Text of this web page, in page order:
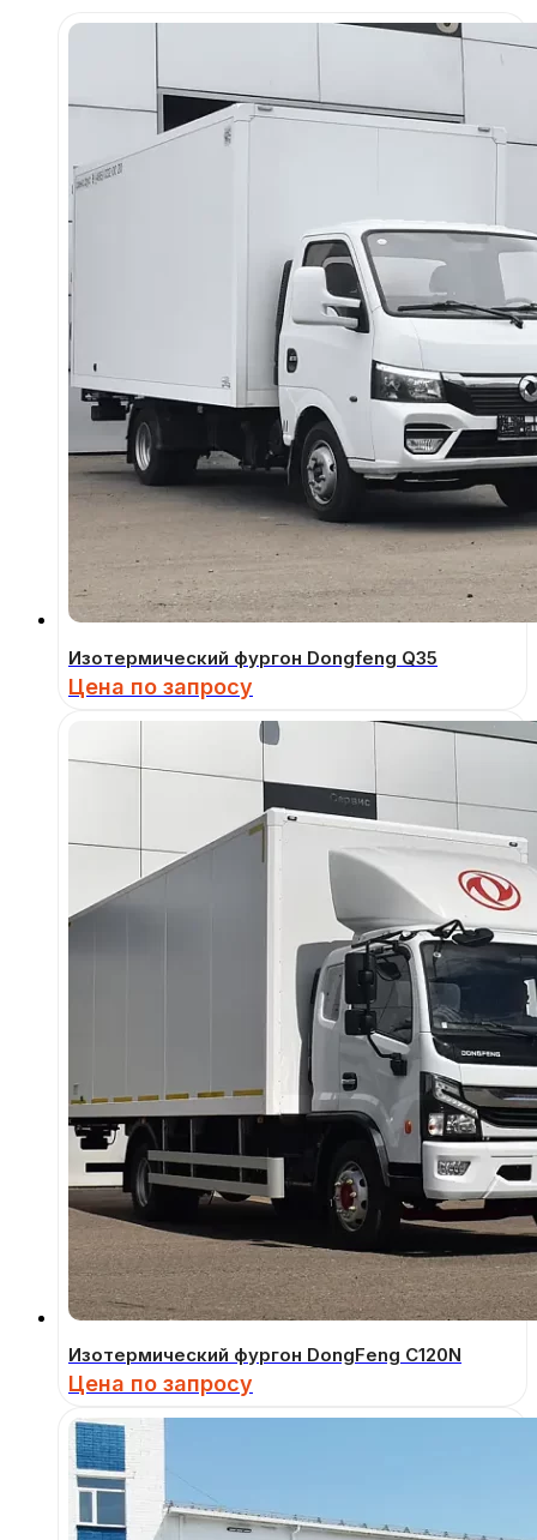
Изотермический фургон Dongfeng Q35
Цена по запросу
Изотермический фургон DongFeng C120N
Цена по запросу